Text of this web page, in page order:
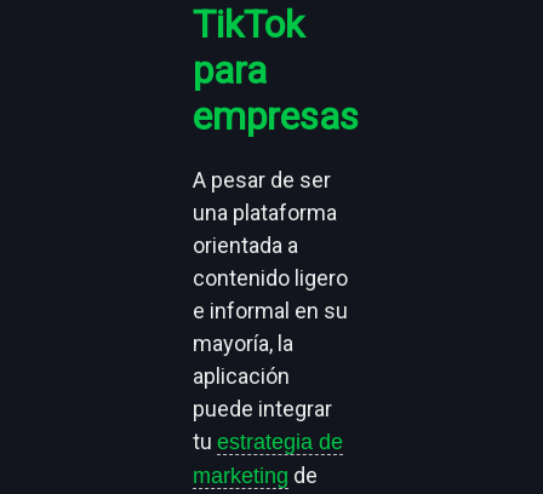
TikTok
para
empresas
A pesar de ser
una plataforma
orientada a
contenido ligero
e informal en su
mayoría, la
aplicación
puede integrar
tuestrategia de
marketing de